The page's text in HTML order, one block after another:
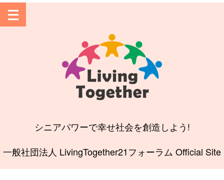
シニアパワーで幸せ社会を創造しよう!
一般社団法人 LivingTogether21フォーラム Official Site